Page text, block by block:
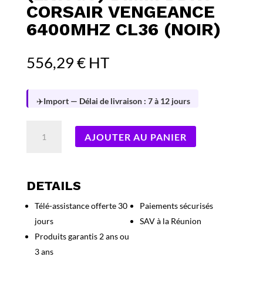
CORSAIR VENGEANCE
6400MHZ CL36 (NOIR)
556,29€ HT
✈️Import — Délai de livraison : 7 à 12 jours
mémoire
(2x16Go)
DIMM
DDR5
Corsair
AJOUTER AU PANIER
DETAILS
Télé-assistance offerte 30
jours
Produits garantis 2 ans ou
3 ans
Paiements sécurisés
SAV à la Réunion